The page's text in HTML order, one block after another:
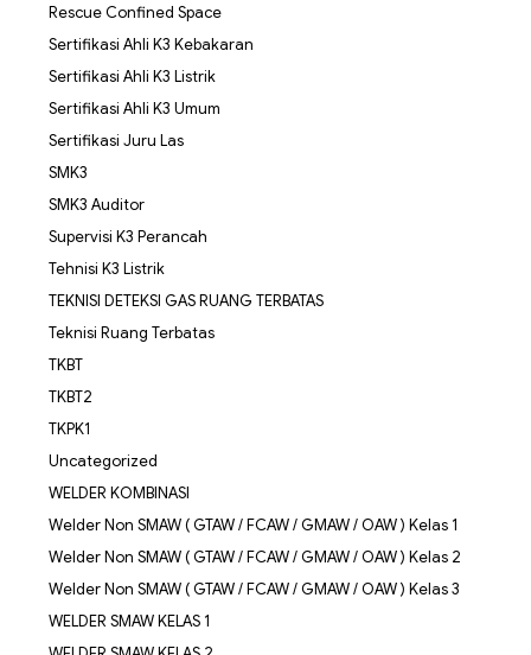
Rescue Confined Space
Sertifikasi Ahli K3 Kebakaran
Sertifikasi Ahli K3 Listrik
Sertifikasi Ahli K3 Umum
Sertifikasi Juru Las
SMK3
SMK3 Auditor
Supervisi K3 Perancah
Tehnisi K3 Listrik
TEKNISI DETEKSI GAS RUANG TERBATAS
Teknisi Ruang Terbatas
TKBT
TKBT2
TKPK1
Uncategorized
WELDER KOMBINASI
Welder Non SMAW ( GTAW / FCAW / GMAW / OAW ) Kelas 1
Welder Non SMAW ( GTAW / FCAW / GMAW / OAW ) Kelas 2
Welder Non SMAW ( GTAW / FCAW / GMAW / OAW ) Kelas 3
WELDER SMAW KELAS 1